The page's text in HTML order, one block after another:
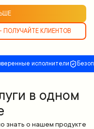
ПОЛУЧАЙТЕ КЛИЕНТОВ
исполнители
в одном
знать о нашем продукте